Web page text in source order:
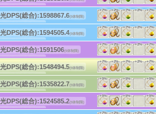
体DPS:4170
ーチ:160
体DPS:3534.6
DPS(総合):1598867.6(5体制限)
ーチ:180
体DPS:2999.4
+7% +2% +7% +2% +7%
DPS(総合):1594505.4(5体制限)
ーチ:170
体DPS:3988.3
+7% +2% +7% +2% +7%
DPS(総合):1591506(5体制限)
ーチ:115
体DPS:3710.7
+7% +2% +7% +2% +7%
DPS(総合):1548494.5(5体制限)
ーチ:135
体DPS:3357.2
+7% +2% +7% +2% +7%
DPS(総合):1535822.7(5体制限)
ーチ:160
体DPS:3042.9
+5% +5% +5%
DPS(総合):1524585.2(5体制限)
ーチ:160
+5% +5% +5%
+7% +2% +7% +2% +7%